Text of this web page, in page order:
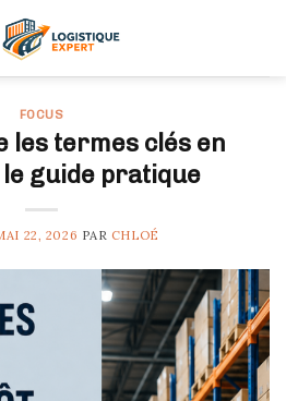
FOCUS
les termes clés en
guide pratique
22, 2026 PAR CHLOÉ